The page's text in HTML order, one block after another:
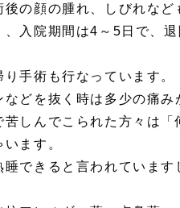
の顔の腫れ、しびれなど
入院期間は4～5日で、
手術も行なっています。
どを抜く時は多少の痛
しんでこられた方々は
ます。
できると言われています